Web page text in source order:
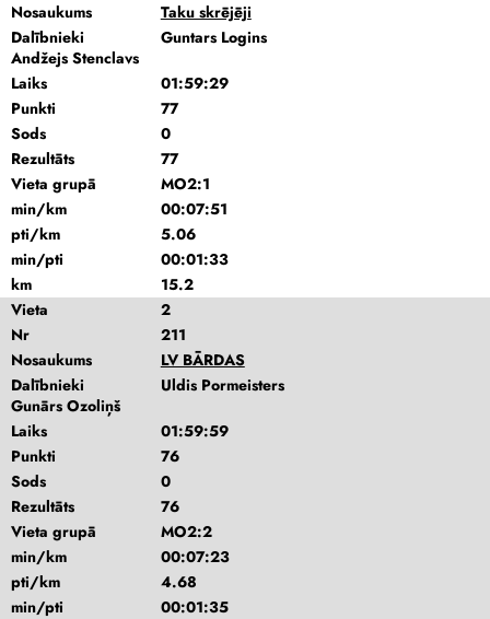
Nosaukums
Taku skrējēji
Dalībnieki
Guntars Logins
Andžejs Stenclavs
Laiks
01:59:29
Punkti
77
Sods
0
Rezultāts
77
Vieta grupā
MO2:1
min/km
00:07:51
pti/km
5.06
min/pti
00:01:33
km
15.2
Vieta
2
Nr
211
Nosaukums
LV BĀRDAS
Dalībnieki
Uldis Pormeisters
Gunārs Ozoliņš
Laiks
01:59:59
Punkti
76
Sods
0
Rezultāts
76
Vieta grupā
MO2:2
min/km
00:07:23
pti/km
4.68
min/pti
00:01:35